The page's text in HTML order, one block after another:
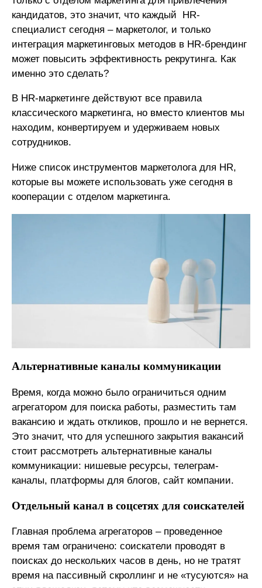
кандидатов, это значит, что каждый HR-
специалист сегодня – маркетолог, и только
интеграция маркетинговых методов в HR-брендинг
может повысить эффективность рекрутинга. Как
именно это сделать?
В HR-маркетинге действуют все правила
классического маркетинга, но вместо клиентов мы
находим, конвертируем и удерживаем новых
сотрудников.
Ниже список инструментов маркетолога для HR,
которые вы можете использовать уже сегодня в
кооперации с отделом маркетинга.
Альтернативные каналы коммуникации
Время, когда можно было ограничиться одним
агрегатором для поиска работы, разместить там
вакансию и ждать откликов, прошло и не вернется.
Это значит, что для успешного закрытия вакансий
стоит рассмотреть альтернативные каналы
коммуникации: нишевые ресурсы, телеграм-
каналы, платформы для блогов, сайт компании.
Отдельный канал в соцсетях для соискателей
Главная проблема агрегаторов – проведенное
время там ограничено: соискатели проводят в
поисках до нескольких часов в день, но не тратят
время на пассивный скроллинг и не «тусуются» на